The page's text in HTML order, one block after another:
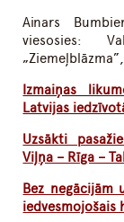
Ainars
viesosies:
Izmaiņas
Latvijas
Uzsākti
Viļņa – Rīga –
Bez negācijām
iedvesmojošais